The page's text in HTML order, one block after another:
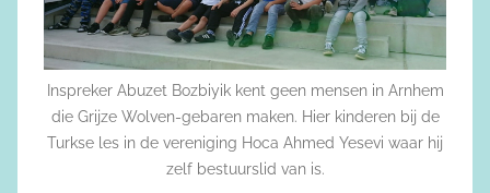
Inspreker Abuzet Bozbiyik kent geen mensen in Arnhem
die Grijze Wolven-gebaren maken. Hier kinderen bij de
Turkse les in de vereniging Hoca Ahmed Yesevi waar hij
zelf bestuurslid van is.